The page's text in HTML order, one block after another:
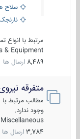
سلاح
نارنجک
مرتبط با انواع
& Equipment
8,489 ارسال ها
متفرقه نیروی
مطالب مرتبط با
وجود ندارد.
Miscellaneous
3,784 ارسال ها